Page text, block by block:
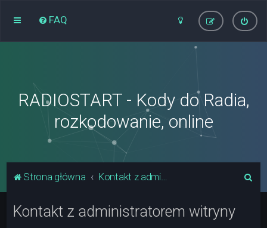
FAQ
RADIOSTART - Kody do Radia,
rozkodowanie, online
Strona główna Kontakt z administratorem witryny
Kontakt z administratorem witryny